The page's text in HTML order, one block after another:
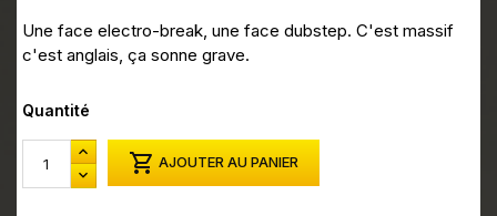
Une face electro-break, une face dubstep. C'est massif
c'est anglais, ça sonne grave.
Quantité
 AJOUTER AU PANIER